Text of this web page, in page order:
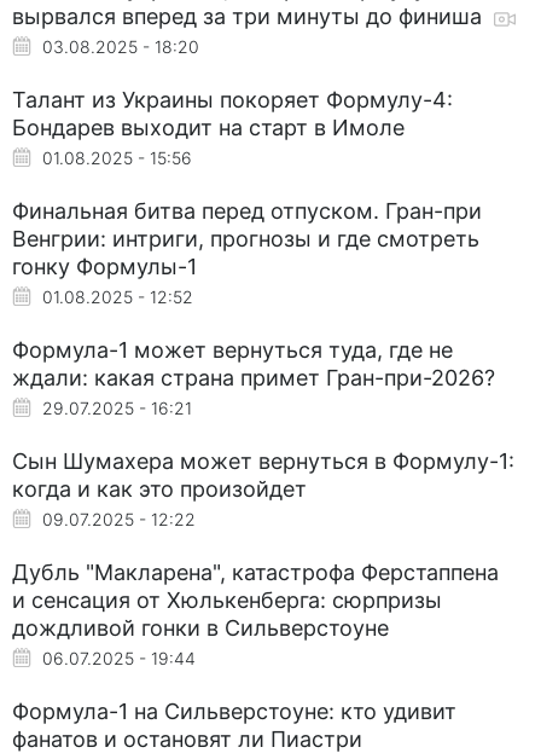
вырвался вперед за три минуты до финиша
03.08.2025 - 18:20
Талант из Украины покоряет Формулу-4:
Бондарев выходит на старт в Имоле
01.08.2025 - 15:56
Финальная битва перед отпуском. Гран-при
Венгрии: интриги, прогнозы и где смотреть
гонку Формулы-1
01.08.2025 - 12:52
Формула-1 может вернуться туда, где не
ждали: какая страна примет Гран-при-2026?
29.07.2025 - 16:21
Сын Шумахера может вернуться в Формулу-1:
когда и как это произойдет
09.07.2025 - 12:22
Дубль "Макларена", катастрофа Ферстаппена
и сенсация от Хюлькенберга: сюрпризы
дождливой гонки в Сильверстоуне
06.07.2025 - 19:44
Формула-1 на Сильверстоуне: кто удивит
фанатов и остановят ли Пиастри